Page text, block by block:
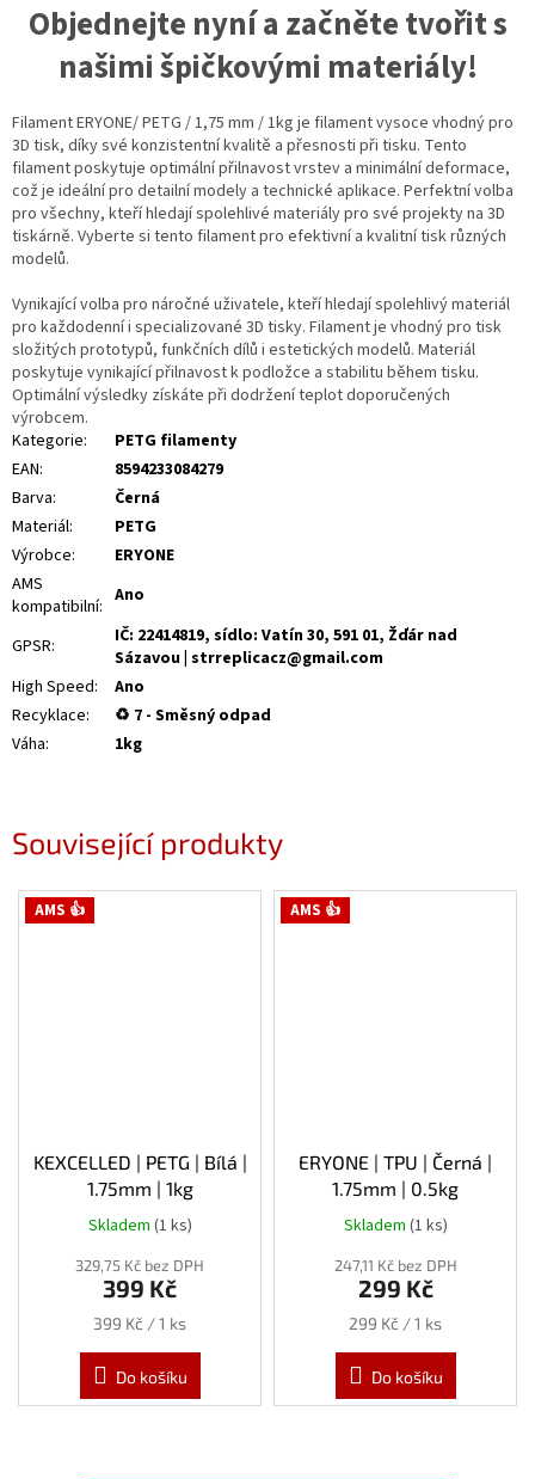
Související produkty
AMS 👍
KEXCELLED | PETG | Bílá |
1.75mm | 1kg
Skladem (1 ks)
329,75 Kč bez DPH
399 Kč
Měrná
399 Kč / 1 ks
Do košíku
AMS 👍
ERYONE | TPU | Černá |
1.75mm | 0.5kg
Průměrné
produktu
hvězdiček.
Skladem (1 ks)
247,11 Kč bez DPH
299 Kč
Měrná
299 Kč / 1 ks
Do košíku
Objednejte nyní a začněte tvořit s
našimi špičkovými materiály!
Filament ERYONE/ PETG / 1,75 mm / 1kg je filament vysoce vhodný pro
3D tisk, díky své konzistentní kvalitě a přesnosti při tisku. Tento
filament poskytuje optimální přilnavost vrstev a minimální deformace,
což je ideální pro detailní modely a technické aplikace. Perfektní volba
pro všechny, kteří hledají spolehlivé materiály pro své projekty na 3D
tiskárně. Vyberte si tento filament pro efektivní a kvalitní tisk různých
modelů.
Vynikající volba pro náročné uživatele, kteří hledají spolehlivý materiál
pro každodenní i specializované 3D tisky. Filament je vhodný pro tisk
složitých prototypů, funkčních dílů i estetických modelů. Materiál
poskytuje vynikající přilnavost k podložce a stabilitu během tisku.
Optimální výsledky získáte při dodržení teplot doporučených
výrobcem.
Kategorie:
PETG filamenty
EAN:
8594233084279
Barva:
Černá
Materiál:
PETG
Výrobce:
ERYONE
AMS
kompatibilní: Ano
GPSR:
IČ: 22414819, sídlo: Vatín 30, 591 01, Žďár nad
Sázavou | strreplicacz@gmail.com
High Speed:
Ano
Recyklace:
♻ 7 - Směsný odpad
Váha: 1kg